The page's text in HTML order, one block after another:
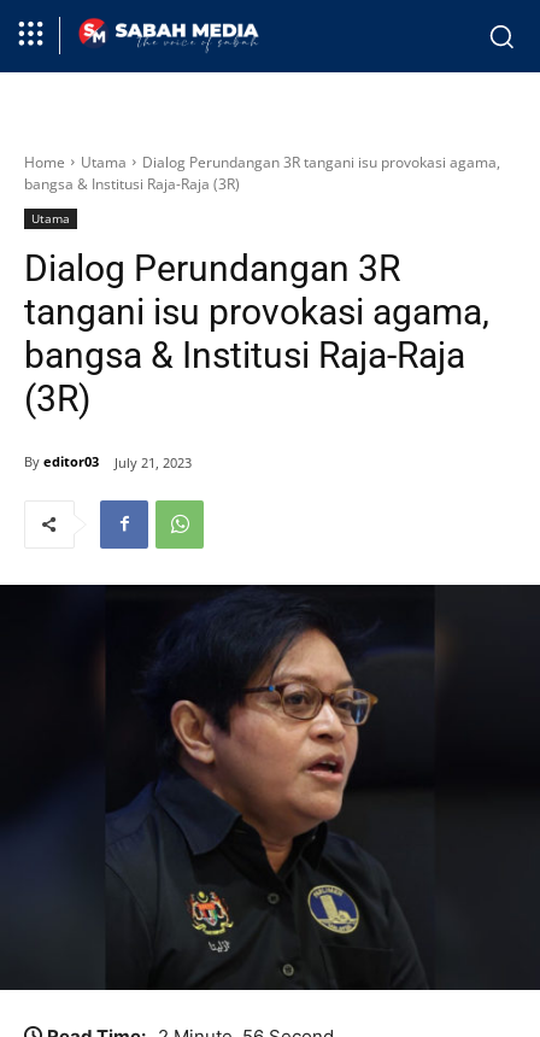
Home Utama
Dialog Perundangan 3R tangani isu provokasi agama,
bangsa & Institusi Raja-Raja (3R)
Utama
Dialog Perundangan 3R
tangani isu provokasi agama,
bangsa & Institusi Raja-Raja
(3R)
By editor03 July 21, 2023